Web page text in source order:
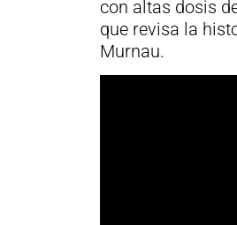
con altas dosis
que revisa la
Murnau.